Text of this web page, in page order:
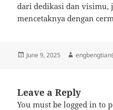
dari dedikasi dan visimu,
mencetaknya dengan
Posted
June 9, 2025 Author
Leave a Reply
You must belogged in to